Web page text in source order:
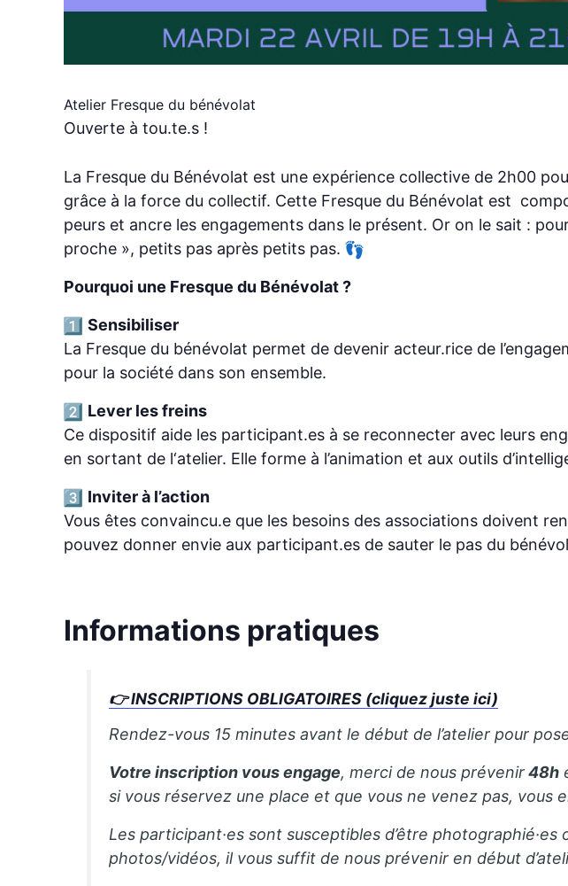
Atelier Fresque du bénévolat
Ouverte à tou.te.s !
La Fresque du Bénévolat est une expérience collective de 2h00
grâce à la force du collectif. Cette Fresque du Bénévolat est
peurs et ancre les engagements dans le présent. Or on le sait :
proche », petits pas après petits pas.
Pourquoi une Fresque du Bénévolat ?
Sensibiliser
La Fresque du bénévolat permet de devenir acteur.rice de
pour la société dans son ensemble.
Lever les freins
Ce dispositif aide les participant.es à se reconnecter avec leurs
en sortant de l‘atelier. Elle forme à l’animation et aux outils
Inviter à l’action
Vous êtes convaincu.e que les besoins des associations doivent
pouvez donner envie aux participant.es de sauter le pas du
Informations pratiques
👉INSCRIPTIONS OBLIGATOIRES (cliquez juste ici)
Rendez-vous 15 minutes avant le début de l’atelier pour
Votre inscription vous engage, merci de nous prévenir48h
si vous réservez une place et que vous ne venez pas, vous
Les participant·es sont susceptibles d’être
photos/vidéos, il vous suffit de nous prévenir en début